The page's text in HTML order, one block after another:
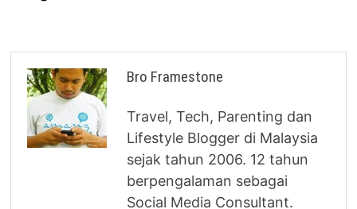
Bro Framestone
Travel, Tech, Parenting dan
Lifestyle Blogger di Malaysia
sejak tahun 2006. 12 tahun
berpengalaman sebagai
Social Media Consultant.